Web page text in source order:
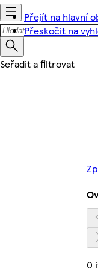
Přejít na hlavní
Přeskočit na
0